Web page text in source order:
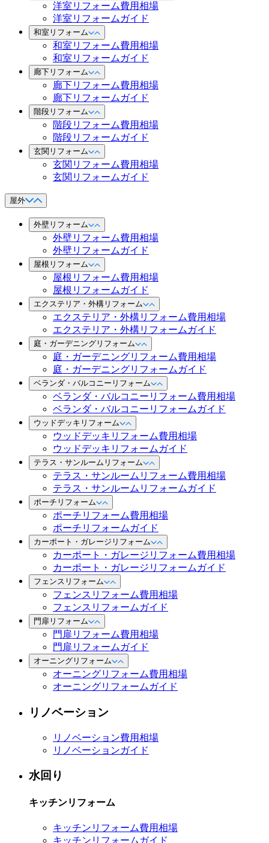
洋室リフォーム費用相場
洋室リフォームガイド
和室リフォーム
和室リフォーム費用相場
和室リフォームガイド
廊下リフォーム
廊下リフォーム費用相場
廊下リフォームガイド
階段リフォーム
階段リフォーム費用相場
階段リフォームガイド
玄関リフォーム
玄関リフォーム費用相場
玄関リフォームガイド
屋外
外壁リフォーム
外壁リフォーム費用相場
外壁リフォームガイド
屋根リフォーム
屋根リフォーム費用相場
屋根リフォームガイド
エクステリア・外構リフォーム
エクステリア・外構リフォーム費用相場
エクステリア・外構リフォームガイド
庭・ガーデニングリフォーム
庭・ガーデニングリフォーム費用相場
庭・ガーデニングリフォームガイド
ベランダ・バルコニーリフォーム
ベランダ・バルコニーリフォーム費用相場
ベランダ・バルコニーリフォームガイド
ウッドデッキリフォーム
ウッドデッキリフォーム費用相場
ウッドデッキリフォームガイド
テラス・サンルームリフォーム
テラス・サンルームリフォーム費用相場
テラス・サンルームリフォームガイド
ポーチリフォーム
ポーチリフォーム費用相場
ポーチリフォームガイド
カーポート・ガレージリフォーム
カーポート・ガレージリフォーム費用相場
カーポート・ガレージリフォームガイド
フェンスリフォーム
フェンスリフォーム費用相場
フェンスリフォームガイド
門扉リフォーム
門扉リフォーム費用相場
門扉リフォームガイド
オーニングリフォーム
オーニングリフォーム費用相場
オーニングリフォームガイド
リノベーション
リノベーション費用相場
リノベーションガイド
水回り
キッチンリフォーム
キッチンリフォーム費用相場
キッチンリフォームガイド